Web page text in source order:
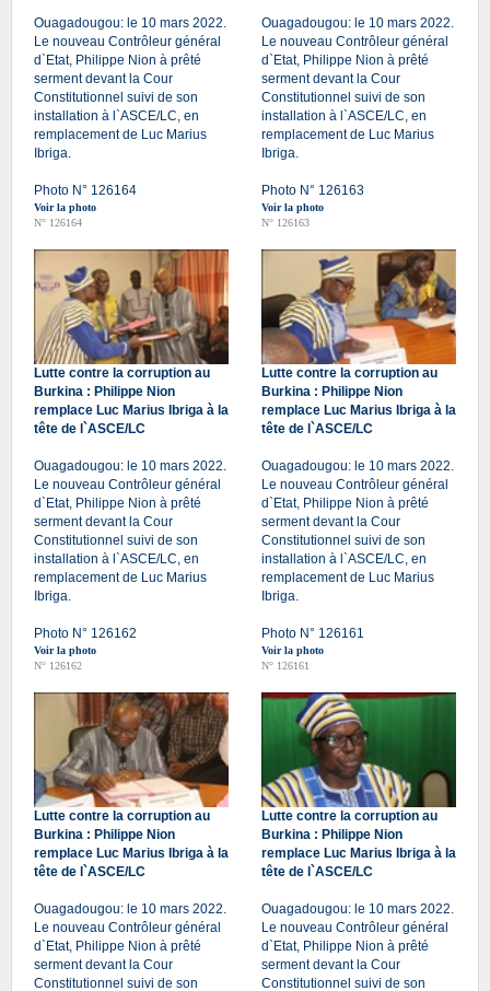
Ouagadougou: le 10 mars 2022.
Le nouveau Contrôleur général
d`Etat, Philippe Nion à prêté
serment devant la Cour
Constitutionnel suivi de son
installation à l`ASCE/LC, en
remplacement de Luc Marius
Ibriga.
Photo N° 126164
Voir la photo
N° 126164
Ouagadougou: le 10 mars 2022.
Le nouveau Contrôleur général
d`Etat, Philippe Nion à prêté
serment devant la Cour
Constitutionnel suivi de son
installation à l`ASCE/LC, en
remplacement de Luc Marius
Ibriga.
Photo N° 126163
Voir la photo
N° 126163
Lutte contre la corruption au
Burkina : Philippe Nion
remplace Luc Marius Ibriga à la
tête de l`ASCE/LC
Ouagadougou: le 10 mars 2022.
Le nouveau Contrôleur général
d`Etat, Philippe Nion à prêté
serment devant la Cour
Constitutionnel suivi de son
installation à l`ASCE/LC, en
remplacement de Luc Marius
Ibriga.
Photo N° 126162
Voir la photo
N° 126162
Lutte contre la corruption au
Burkina : Philippe Nion
remplace Luc Marius Ibriga à la
tête de l`ASCE/LC
Ouagadougou: le 10 mars 2022.
Le nouveau Contrôleur général
d`Etat, Philippe Nion à prêté
serment devant la Cour
Constitutionnel suivi de son
installation à l`ASCE/LC, en
remplacement de Luc Marius
Ibriga.
Photo N° 126161
Voir la photo
N° 126161
Lutte contre la corruption au
Burkina : Philippe Nion
remplace Luc Marius Ibriga à la
tête de l`ASCE/LC
Ouagadougou: le 10 mars 2022.
Le nouveau Contrôleur général
d`Etat, Philippe Nion à prêté
serment devant la Cour
Constitutionnel suivi de son
Lutte contre la corruption au
Burkina : Philippe Nion
remplace Luc Marius Ibriga à la
tête de l`ASCE/LC
Ouagadougou: le 10 mars 2022.
Le nouveau Contrôleur général
d`Etat, Philippe Nion à prêté
serment devant la Cour
Constitutionnel suivi de son